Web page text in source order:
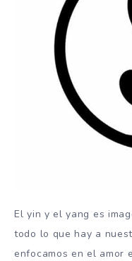
El yin y el yang es
todo lo que hay a
enfocamos en el amor